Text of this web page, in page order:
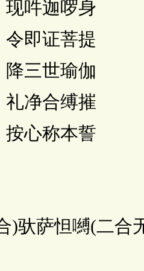
迦啰身
证菩提
世瑜伽
合缚摧
称本誓
怛嚩(二合无